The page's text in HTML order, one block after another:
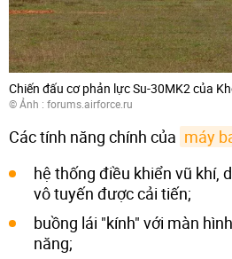
Chiến đấu cơ phản lực Su-30MK2 của
© Ảnh : forums.airforce.ru
Các tính năng chính của máy
hệ thống điều khiển vũ khí,
vô tuyến được cải tiến;
buồng lái "kính" với màn
năng;